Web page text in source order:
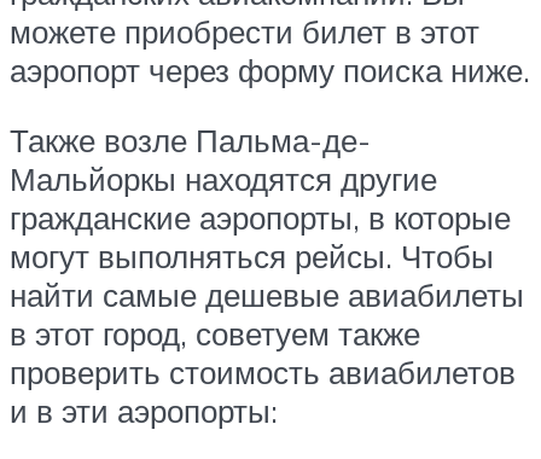
можете приобрести билет в этот
аэропорт через форму поиска ниже.
Также возле Пальма-де-
Мальйоркы находятся другие
гражданские аэропорты, в которые
могут выполняться рейсы. Чтобы
найти самые дешевые авиабилеты
в этот город, советуем также
проверить стоимость авиабилетов
и в эти аэропорты: